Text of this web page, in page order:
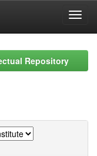
Repository